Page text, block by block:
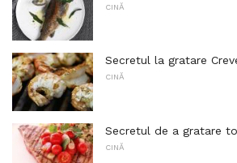
CINĂ
Secretul la gratare
CINĂ
Secretul de a gratare
CINĂ